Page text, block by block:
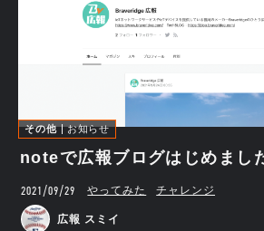
その他 お知らせ
noteで広報ブログはじめまし
2021/09/29 やってみた チャレンジ
広報 スミイ